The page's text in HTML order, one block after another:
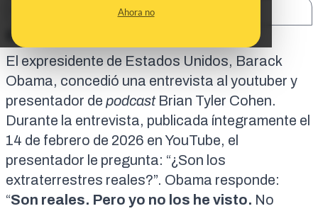
Ahora no
En corto:
El expresidente de Estados Unidos, Barack
Obama, concedió una entrevista al youtuber y
presentador de podcast Brian Tyler Cohen.
Durante la entrevista, publicada íntegramente el
14 de febrero de 2026 en YouTube, el
presentador le pregunta: “¿Son los
extraterrestres reales?”. Obama responde:
“Son reales. Pero yo no los he visto. No